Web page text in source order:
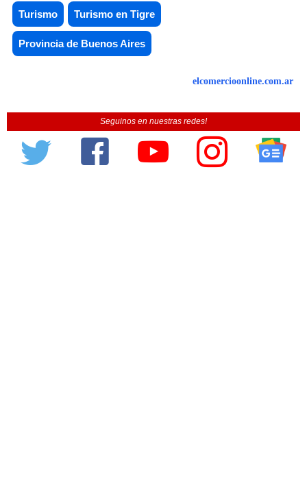
Turismo Turismo en Tigre
Provincia de Buenos Aires
elcomercioonline.com.ar
Seguinos en nuestras redes!